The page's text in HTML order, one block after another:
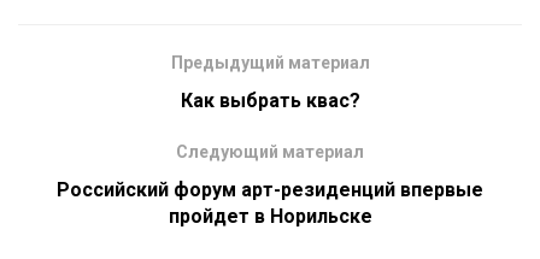
Предыдущий материал
Как выбрать квас?
Следующий материал
Российский форум арт-резиденций впервые
пройдет в Норильске